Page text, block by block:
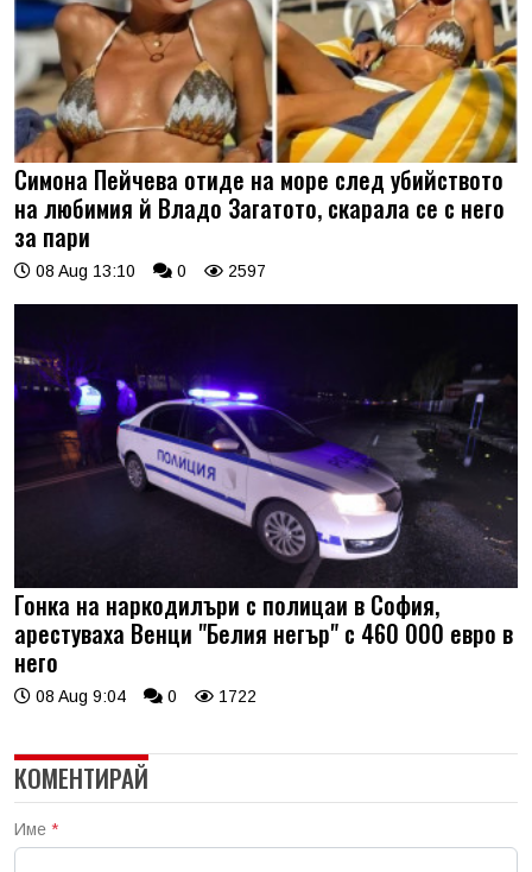
Симона Пейчева отиде на море след убийството
на любимия й Владо Загатото, скарала се с него
за пари
08 Aug 13:10 0 2597
Гонка на наркодилъри с полицаи в София,
арестуваха Венци "Белия негър" с 460 000 евро в
него
08 Aug 9:04 0 1722
КОМЕНТИРАЙ
Име *